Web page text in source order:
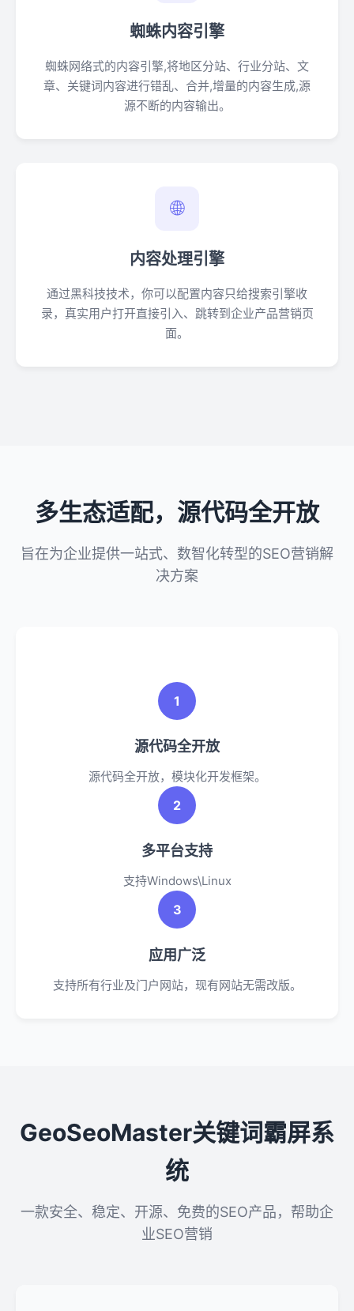
蜘蛛内容引擎
蜘蛛网络式的内容引擎,将地区分站、行业分站、文
章、关键词内容进行错乱、合并,增量的内容生成,源
源不断的内容输出。
🌐
内容处理引擎
通过黑科技技术，你可以配置内容只给搜索引擎收
录，真实用户打开直接引入、跳转到企业产品营销页
面。
多生态适配，源代码全开放
旨在为企业提供一站式、数智化转型的SEO营销解
决方案
1
源代码全开放
源代码全开放，模块化开发框架。
2
多平台支持
支持Windows\Linux
3
应用广泛
支持所有行业及门户网站，现有网站无需改版。
GeoSeoMaster关键词霸屏系
统
一款安全、稳定、开源、免费的SEO产品，帮助企
业SEO营销